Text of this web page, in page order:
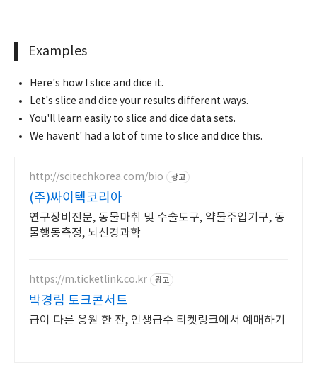
Examples
Here's how I slice and dice it.
Let's slice and dice your results different ways.
You'll learn easily to slice and dice data sets.
We havent' had a lot of time to slice and dice this.
http://scitechkorea.com/bio 광고
(주)싸이텍코리아
연구장비전문, 동물마취 및 수술도구, 약물주입기구, 동
물행동측정, 뇌신경과학
https://m.ticketlink.co.kr 광고
박경림 토크콘서트
급이 다른 응원 한 잔, 인생급수 티켓링크에서 예매하기